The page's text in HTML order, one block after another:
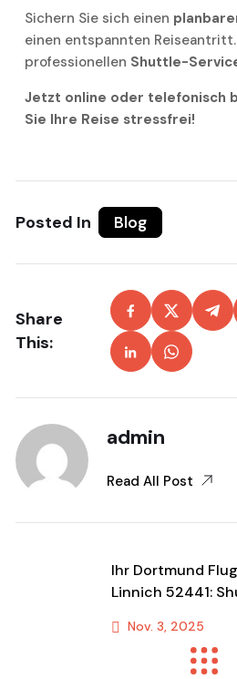
Sichern Sie sich einen
einen entspannten Reiseantritt.
professionellen Shuttle-
Jetzt online oder telefonisch
Sie Ihre Reise stressfrei!
Posted In Blog
Share
This:
admin
Read All Post
Ihr Dortmund
Linnich 52441:
Nov. 3, 2025
Previous Post